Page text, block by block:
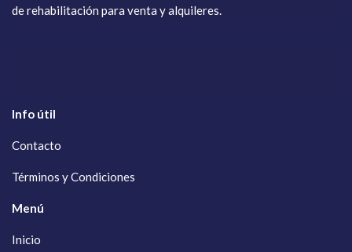
de rehabilitación para venta y alquileres.
Info útil
Contacto
Términos y Condiciones
Menú
Inicio